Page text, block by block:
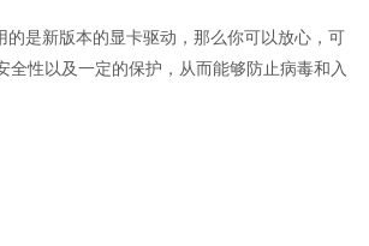
的是新版本的显卡驱动，那么你可以放心，可
全性以及一定的保护，从而能够防止病毒和入